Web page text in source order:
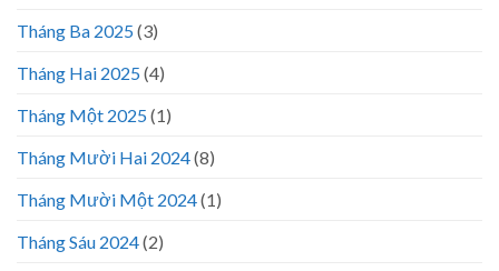
Tháng Ba 2025(3)
Tháng Hai 2025(4)
Tháng Một 2025(1)
Tháng Mười Hai 2024(8)
Tháng Mười Một 2024(1)
Tháng Sáu 2024(2)